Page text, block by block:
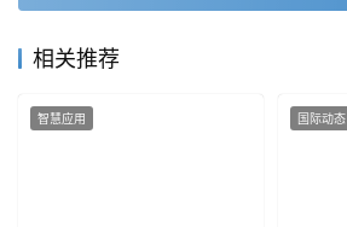
相关推荐
智慧应用 国际动态